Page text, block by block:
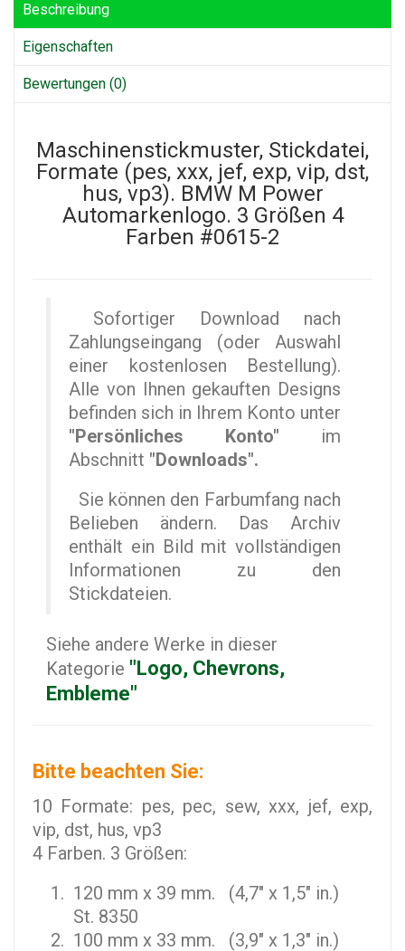
Beschreibung
Eigenschaften
Bewertungen (0)
Maschinenstickmuster, Stickdatei,
Formate (pes, xxx, jef, exp, vip, dst,
hus, vp3). BMW M Power
Automarkenlogo. 3 Größen 4
Farben #0615-2
Sofortiger Download nach
Zahlungseingang (oder Auswahl
einer kostenlosen Bestellung).
Alle von Ihnen gekauften Designs
befinden sich in Ihrem Konto unter
"Persönliches Konto" im
Abschnitt "Downloads".
Sie können den Farbumfang nach
Belieben ändern. Das Archiv
enthält ein Bild mit vollständigen
Informationen zu den
Stickdateien.
Siehe andere Werke in dieser
Kategorie "Logo, Chevrons,
Embleme"
Bitte beachten Sie:
10 Formate: pes, pec, sew, xxx, jef, exp,
vip, dst, hus, vp3
4 Farben. 3 Größen:
120 mm x 39 mm. (4,7" x 1,5" in.)
St. 8350
100 mm x 33 mm. (3,9" x 1,3" in.)